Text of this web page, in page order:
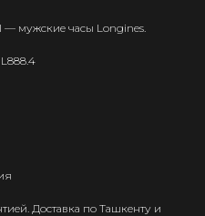
мужские часы Longines.
Доставка по Ташкенту и